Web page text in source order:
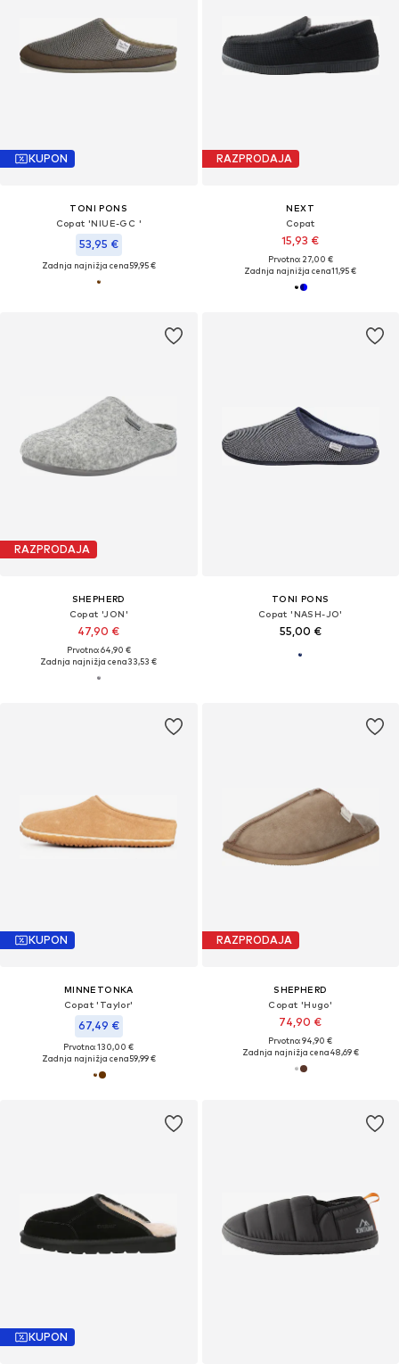
KUPON
TONI PONS
Copat 'NIUE-GC '
53,95 €
Zadnja najnižja cena59,95 €
RAZPRODAJA
NEXT
Copat
15,93 €
Prvotno: 27,00 €
Zadnja najnižja cena11,95 €
RAZPRODAJA
SHEPHERD
Copat 'JON'
47,90 €
Prvotno: 64,90 €
Zadnja najnižja cena33,53 €
TONI PONS
Copat 'NASH-JO'
55,00 €
KUPON
MINNETONKA
Copat 'Taylor'
67,49 €
Prvotno: 130,00 €
Zadnja najnižja cena59,99 €
RAZPRODAJA
SHEPHERD
Copat 'Hugo'
74,90 €
Prvotno: 94,90 €
Zadnja najnižja cena48,69 €
KUPON